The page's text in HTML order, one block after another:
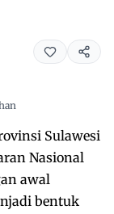
Memberikan Arahan
Sulawesi
Nasional
awal
bentuk